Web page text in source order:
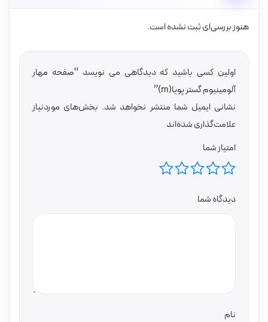
هنوز بررسی‌ای ثبت نشده است.
اولین کسی باشید که دیدگاهی می نویسد “صفحه مهار
آلومینیوم گستر پویا(m)”
نشانی ایمیل شما منتشر نخواهد شد. بخش‌های موردنیاز
علامت‌گذاری شده‌اند
امتیاز شما
دیدگاه شما
نام